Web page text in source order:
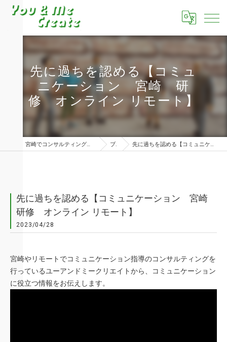
先に過ちを認める【コミュ
ニケーション 宮崎 研
修 オンライン リモート】
宮崎でコンサルティングならユーアンドミークリエイト株式会社 ブログ 先に過ちを認める【コミュニケーション 宮崎 研修 オンライン リモート】
先に過ちを認める【コミュニケーション 宮崎
研修 オンライン リモート】
2023/04/28
宮崎やリモートでコミュニケーション指導のコンサルティングを
行っているユーアンドミークリエイトから、コミュニケーション
に役立つ情報をお伝えします。